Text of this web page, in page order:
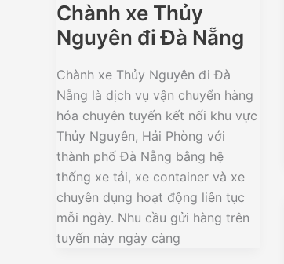
Chành xe Thủy
Nguyên đi Đà Nẵng
Chành xe Thủy Nguyên đi Đà
Nẵng là dịch vụ vận chuyển hàng
hóa chuyên tuyến kết nối khu vực
Thủy Nguyên, Hải Phòng với
thành phố Đà Nẵng bằng hệ
thống xe tải, xe container và xe
chuyên dụng hoạt động liên tục
mỗi ngày. Nhu cầu gửi hàng trên
tuyến này ngày càng